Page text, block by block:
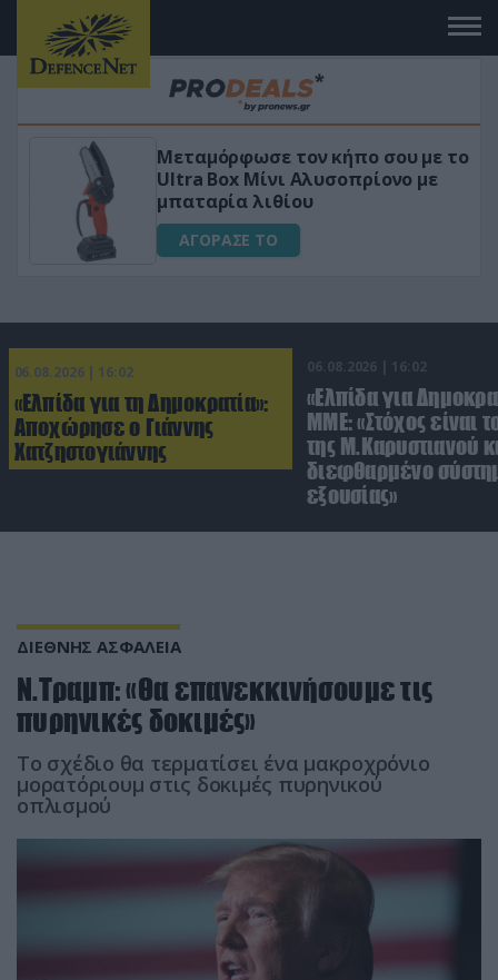
«Μαγική» φόρμουλα τριβόλι + VIP
για αύξηση της λίμπιντο
ΑΓΟΡΑΣΕ ΤΟ
06.08.2026 | 16:02
«Ελπίδα για τη Δημοκρατία»:
Αποχώρησε ο Γιάννης
Χατζηστογιάννης
06.08.2026 | 16:02
«Ελπίδα για
ΜΜΕ: «Στόχος είναι
της Μ.Καρυστιανού
διεφθαρμένο
εξουσίας»
ΔΙΕΘΝΗΣ ΑΣΦΑΛΕΙΑ
Ν.Τραμπ: «Θα επανεκκινήσουμε τις
πυρηνικές δοκιμές»
Το σχέδιο θα τερματίσει ένα μακροχρόνιο
μορατόριουμ στις δοκιμές πυρηνικού
οπλισμού